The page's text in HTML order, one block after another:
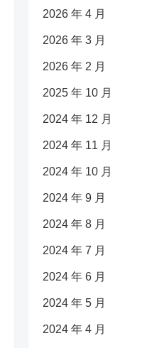
2026 年 4 月
2026 年 3 月
2026 年 2 月
2025 年 10 月
2024 年 12 月
2024 年 11 月
2024 年 10 月
2024 年 9 月
2024 年 8 月
2024 年 7 月
2024 年 6 月
2024 年 5 月
2024 年 4 月